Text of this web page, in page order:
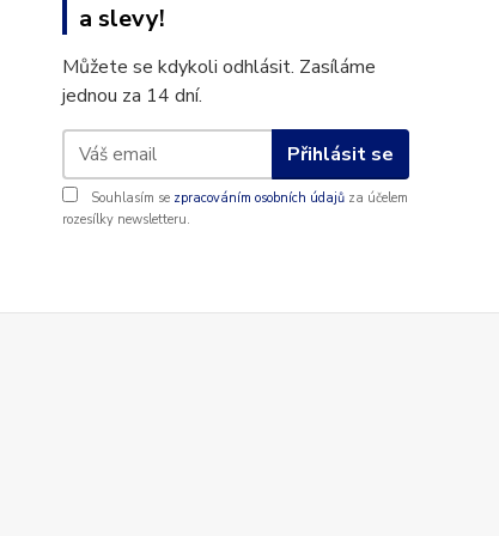
a slevy!
Můžete se kdykoli odhlásit. Zasíláme
jednou za 14 dní.
Přihlásit se
Souhlasím se zpracováním osobních údajů za účelem
rozesílky newsletteru.